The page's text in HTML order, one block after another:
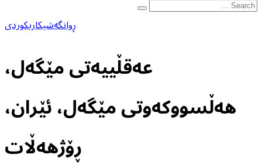
ڕوانگەشیکاریکوردی
عەقڵییەتی مێگەل،
هەڵسووکەوتی مێگەل، ئێران،
ڕۆژهەڵات